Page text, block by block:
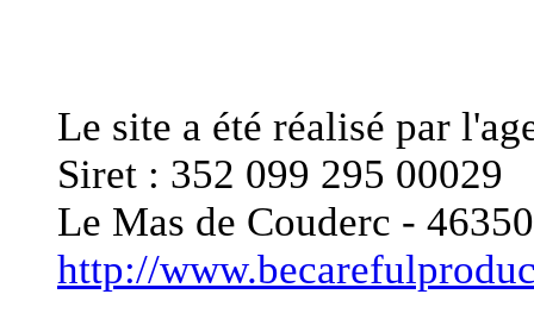
Le site a été réalisé par
Siret : 352 099 295 00029
Le Mas de Couderc -
http://